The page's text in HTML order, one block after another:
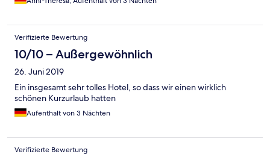
Verifizierte Bewertung
10/10 – Außergewöhnlich
26. Juni 2019
Ein insgesamt sehr tolles Hotel, so dass wir einen wirklich
schönen Kurzurlaub hatten
Aufenthalt von 3 Nächten
Verifizierte Bewertung